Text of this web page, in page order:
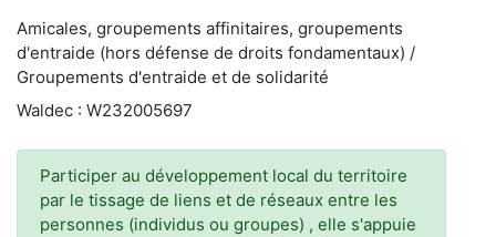
Amicales, groupements affinitaires, groupements
d'entraide (hors défense de droits fondamentaux) /
Groupements d'entraide et de solidarité
Waldec : W232005697
Participer au développement local du territoire
par le tissage de liens et de réseaux entre les
personnes (individus ou groupes) , elle s'appuie